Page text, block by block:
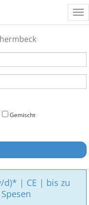
Gemischt
d)* | CE | bis zu